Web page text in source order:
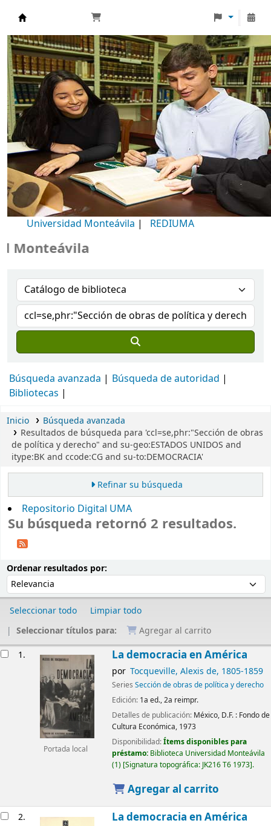
Biblioteca Universidad Monteávila
Universidad Monteávila | REDIUMA
Búsqueda avanzada
Búsqueda de autoridad
Bibliotecas
Inicio
Búsqueda avanzada
Resultados de búsqueda para 'ccl=se,phr:"Sección de obras
de política y derecho" and su-geo:ESTADOS UNIDOS and
itype:BK and ccode:CG and su-to:DEMOCRACIA'
Refinar su búsqueda
Repositorio Digital UMA
Su búsqueda retornó 2 resultados.
Ordenar resultados por:
Seleccionar todo
Limpiar todo
Seleccionar títulos para:
Agregar al carrito
1.
Portada local
La democracia en América
por Tocqueville, Alexis de, 1805-1859
Series Sección de obras de política y derecho
Edición: 1a ed., 2a reimpr.
Detalles de publicación: México, D.F. : Fondo de
Cultura Económica, 1973
Disponibilidad:Ítems disponibles para
préstamo: Biblioteca Universidad Monteávila
(1) Signatura topográfica: JK216 T6 1973 .
Agregar al carrito
2. La democracia en América